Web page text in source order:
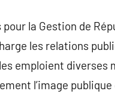
la Gestion de
les relations
emploient diverses
l’image publique